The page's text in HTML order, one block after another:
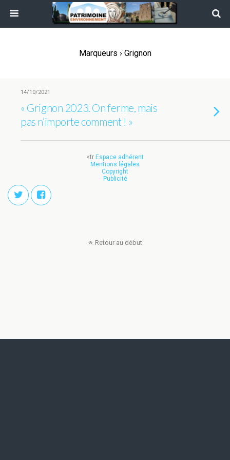
Marqueurs › Grignon
14/10/2021
« Grignon 2023. On ferme, mais
pas n’importe comment ! »
<tr Espace adhérent
Mentions légales
Copyright
Publicité
Retour au début